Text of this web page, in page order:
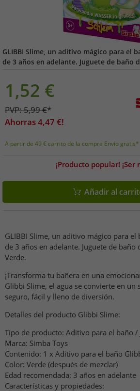
GLIBBI Slime, un aditivo mágico para el
de 3 años en adelante. Juguete de baño
1,52 €
PVP:5,99€*
Ahorras4,47 €!
A partir de 49 € carrito de la compra Envío gratis*
¡Producto popular! ¡Ser
Añadir al
GLIBBI Slime, un aditivo mágico para
de 3 años en adelante. Juguete de
Verde.
¡Transforma tu bañera en una
Glibbi Slime, el agua se convierte en un
seguro, fácil y lleno de diversión.
Detalles del producto Glibbi Slime:
Tipo de producto: Aditivo para el baño /
Marca: Simba Toys
Contenido: 1 x Aditivo para el baño
Color: Verde (después de mezclar)
Edad recomendada: 3 años en adelante
Características y propiedades: